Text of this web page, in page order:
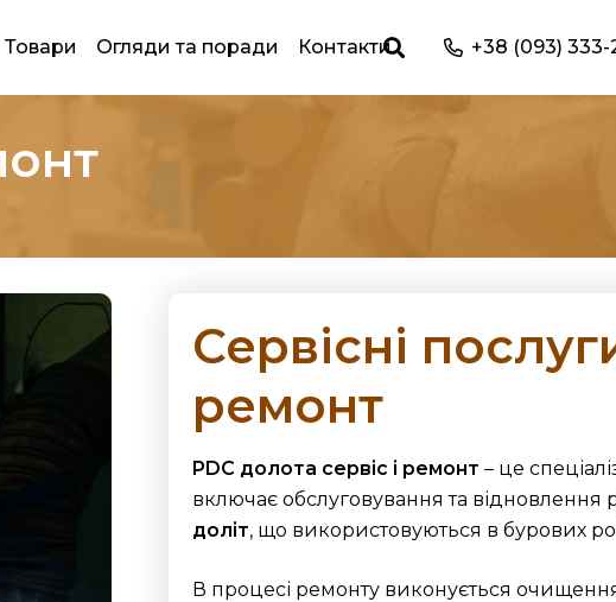
Товари Огляди та поради Контакти +38 (093) 333-
Сервісні
ремонт
PDC долота сервіс і ремонт – це
включає обслуговування та відновлення
доліт, що використовуються в бурових
В процесі ремонту виконується